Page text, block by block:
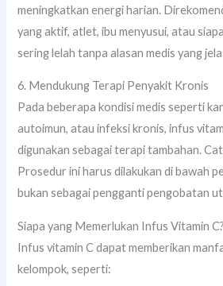
meningkatkan energi harian.
yang aktif, atlet, ibu menyusui, atau
sering lelah tanpa alasan medis yang
6. Mendukung Terapi Penyakit Kronis
Pada beberapa kondisi medis seperti
autoimun, atau infeksi kronis, infus
digunakan sebagai terapi tambahan.
Prosedur ini harus dilakukan di bawah
bukan sebagai pengganti pengobatan
Siapa yang Memerlukan Infus Vitamin C?
Infus vitamin C dapat memberikan
kelompok, seperti: